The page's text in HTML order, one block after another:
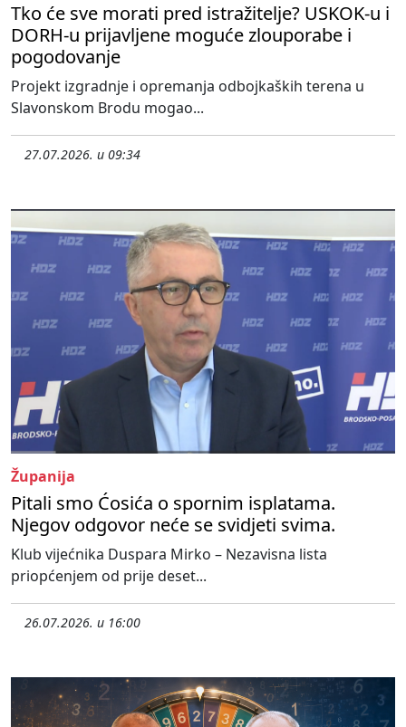
Tko će sve morati pred istražitelje? USKOK-u i
DORH-u prijavljene moguće zlouporabe i
pogodovanje
Projekt izgradnje i opremanja odbojkaških terena u
Slavonskom Brodu mogao...
27.07.2026. u 09:34
Županija
Pitali smo Ćosića o spornim isplatama.
Njegov odgovor neće se svidjeti svima.
Klub vijećnika Duspara Mirko – Nezavisna lista
priopćenjem od prije deset...
26.07.2026. u 16:00